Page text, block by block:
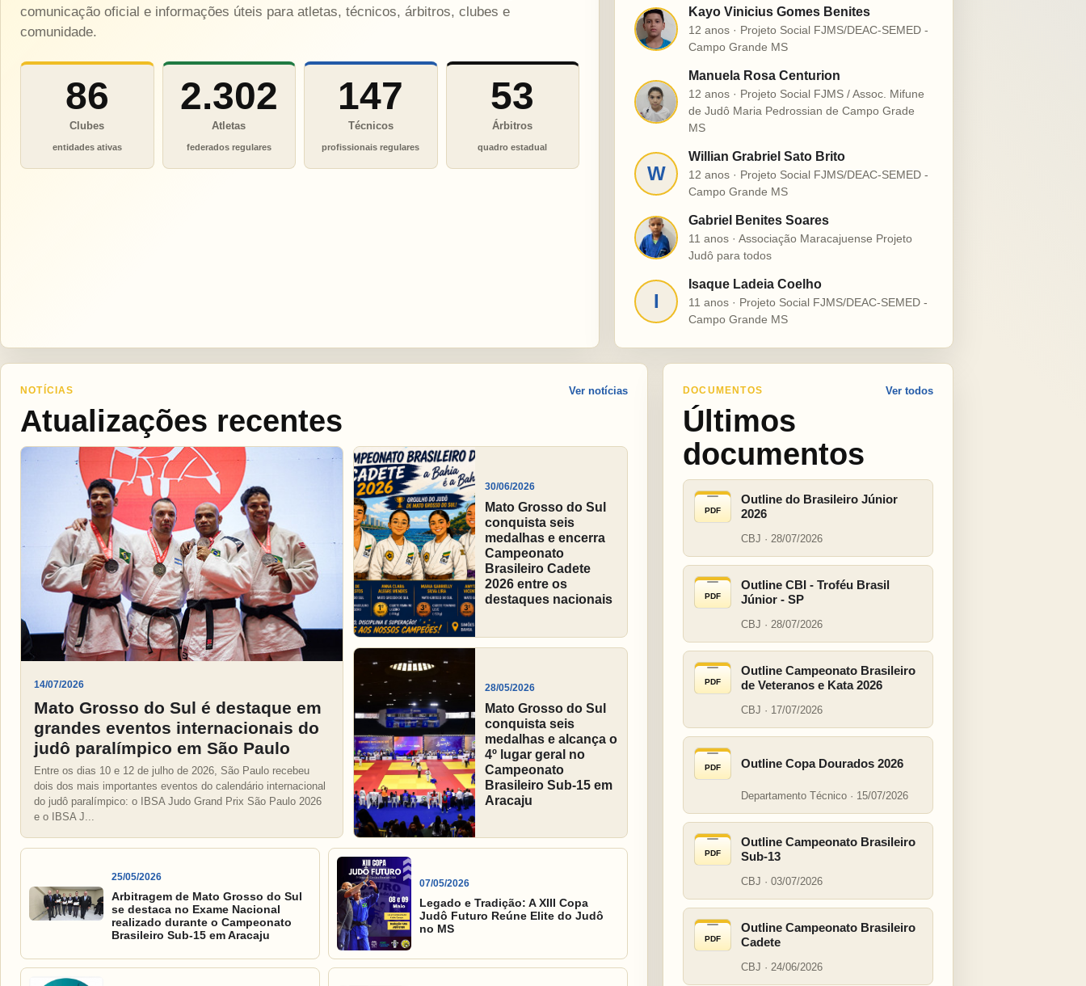
comunicação oficial e informações úteis para atletas, técnicos, árbitros, clubes e
comunidade.
86
Clubes
entidades ativas
2.302
Atletas
federados regulares
147
Técnicos
profissionais regulares
53
Árbitros
quadro estadual
K
Kayo Vinicius Gomes Benites
12 anos · Projeto Social FJMS/DEAC-SEMED -
Campo Grande MS
M
Manuela Rosa Centurion
12 anos · Projeto Social FJMS / Assoc. Mifune
de Judô Maria Pedrossian de Campo Grade
MS
W
Willian Grabriel Sato Brito
12 anos · Projeto Social FJMS/DEAC-SEMED -
Campo Grande MS
G
Gabriel Benites Soares
11 anos · Associação Maracajuense Projeto
Judô para todos
I
Isaque Ladeia Coelho
11 anos · Projeto Social FJMS/DEAC-SEMED -
Campo Grande MS
NOTÍCIAS
Atualizações recentes
Ver notícias
14/07/2026
Mato Grosso do Sul é destaque em
grandes eventos internacionais do
judô paralímpico em São Paulo
Entre os dias 10 e 12 de julho de 2026, São Paulo recebeu
dois dos mais importantes eventos do calendário internacional
do judô paralímpico: o IBSA Judo Grand Prix São Paulo 2026
e o IBSA J...
30/06/2026
Mato Grosso do Sul
conquista seis
medalhas e encerra
Campeonato
Brasileiro Cadete
2026 entre os
destaques nacionais
28/05/2026
Mato Grosso do Sul
conquista seis
medalhas e alcança o
4º lugar geral no
Campeonato
Brasileiro Sub-15 em
Aracaju
25/05/2026
Arbitragem de Mato Grosso do Sul
se destaca no Exame Nacional
realizado durante o Campeonato
Brasileiro Sub-15 em Aracaju
07/05/2026
Legado e Tradição: A XIII Copa
Judô Futuro Reúne Elite do Judô
no MS
DOCUMENTOS
Últimos
documentos
Ver todos
PDF
Outline do Brasileiro Júnior
2026
CBJ · 28/07/2026
PDF
Outline CBI - Troféu Brasil
Júnior - SP
CBJ · 28/07/2026
PDF
Outline Campeonato Brasileiro
de Veteranos e Kata 2026
CBJ · 17/07/2026
PDF Outline Copa Dourados 2026
Departamento Técnico · 15/07/2026
PDF
Outline Campeonato Brasileiro
Sub-13
CBJ · 03/07/2026
PDF
Outline Campeonato Brasileiro
Cadete
CBJ · 24/06/2026